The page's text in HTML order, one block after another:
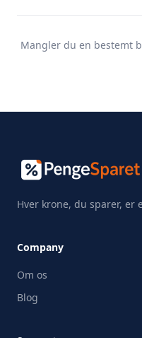
Mangler du en bestemt
Hver krone, du sparer, er
Company
Om os
Blog